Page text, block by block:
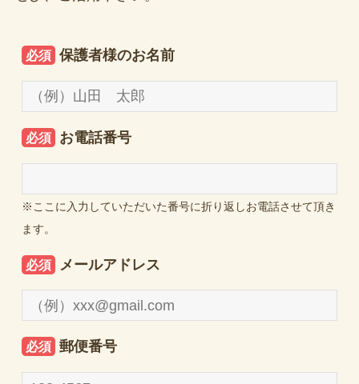
必須 保護者様のお名前
必須 お電話番号
※ここに入力していただいた番号に折り返しお電話させて頂き
ます。
必須 メールアドレス
必須 郵便番号